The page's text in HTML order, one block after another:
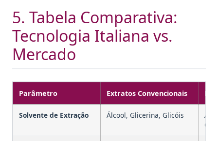
5. Tabela Comparativa:
Tecnologia Italiana vs.
Mercado
Parâmetro Extratos Convencionais
Solvente de Extração Álcool, Glicerina, Glicóis